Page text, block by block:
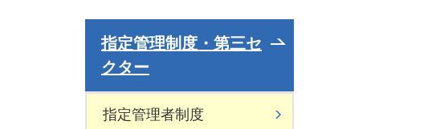
指定管理制度・第三セ
クター
指定管理者制度